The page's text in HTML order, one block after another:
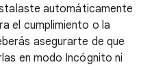
automáticamente
el cumplimiento o la
asegurarte de que
en modo Incógnito ni